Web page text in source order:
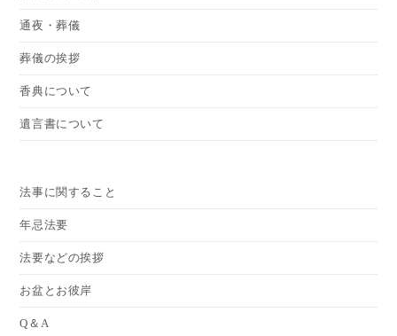
通夜・葬儀
葬儀の挨拶
香典について
遺言書について
法事に関すること
年忌法要
法要などの挨拶
お盆とお彼岸
Q＆A